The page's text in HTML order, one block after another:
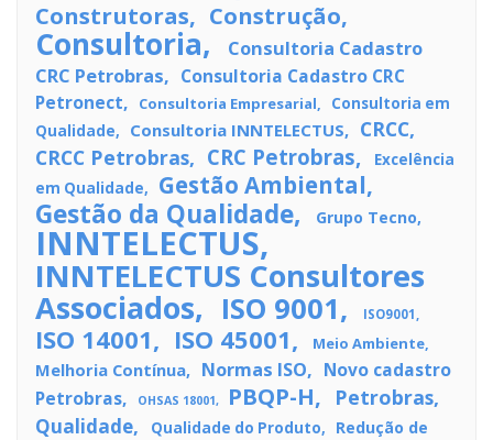
Construtoras Construção
Consultoria
Consultoria Cadastro
CRC Petrobras
Consultoria Cadastro CRC
Petronect
Consultoria Empresarial
Consultoria em
Qualidade
Consultoria INNTELECTUS
CRCC
CRCC Petrobras
CRC Petrobras
Excelência
em Qualidade
Gestão Ambiental
Gestão da Qualidade Grupo Tecno
INNTELECTUS
INNTELECTUS Consultores
Associados ISO 9001 ISO9001
ISO 14001 ISO 45001 Meio Ambiente
Melhoria Contínua Normas ISO
Novo cadastro
Petrobras
OHSAS 18001 PBQP-H Petrobras
Qualidade Qualidade do Produto
Redução de